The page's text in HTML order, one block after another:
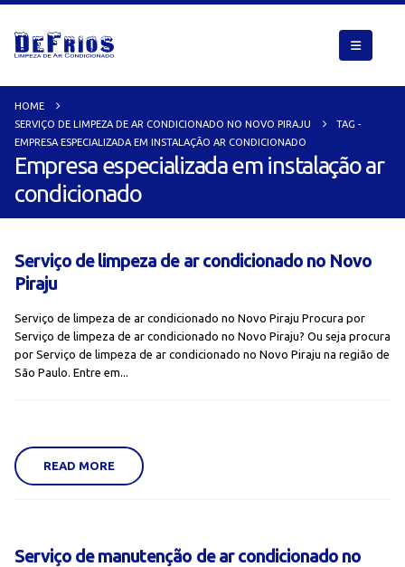
HOME
SERVIÇO DE LIMPEZA DE AR CONDICIONADO NO NOVO PIRAJU
TAG -
EMPRESA ESPECIALIZADA EM INSTALAÇÃO AR CONDICIONADO
Empresa especializada em instalação ar
condicionado
Serviço de limpeza de ar condicionado no Novo
Piraju
Serviço de limpeza de ar condicionado no Novo Piraju Procura por
Serviço de limpeza de ar condicionado no Novo Piraju? Ou seja procura
por Serviço de limpeza de ar condicionado no Novo Piraju na região de
São Paulo. Entre em...
READ MORE
Serviço de manutenção de ar condicionado no